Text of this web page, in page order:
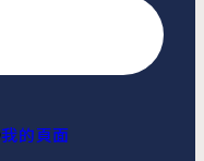
我的頁面